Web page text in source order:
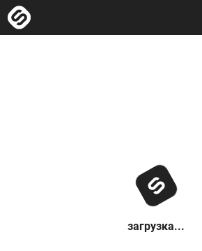
загрузка...